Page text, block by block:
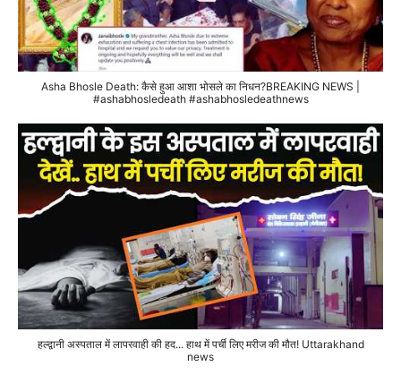
Asha Bhosle Death: कैसे हुआ आशा भोसले का निधन?BREAKING NEWS |
#ashabhosledeath #ashabhosledeathnews
हल्द्वानी अस्पताल में लापरवाही की हद... हाथ में पर्ची लिए मरीज की मौत! Uttarakhand
news